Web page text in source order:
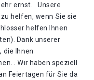
ernst. . Unsere
helfen, wenn Sie sie
helfen Ihnen
Dank unserer
die Ihnen
. Wir haben speziell
Feiertagen für Sie da